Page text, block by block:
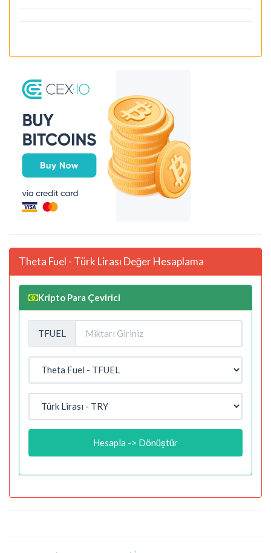
Theta Fuel - Türk Lirası Değer Hesaplama
Kripto Para Çevirici
TFUEL
Hesapla -> Dönüştür